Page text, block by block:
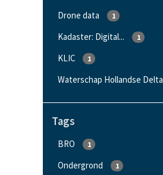
Drone data 1
Kadaster: Digital... 1
KLIC 1
Waterschap Hollandse Delta
Tags
BRO 1
Ondergrond 1